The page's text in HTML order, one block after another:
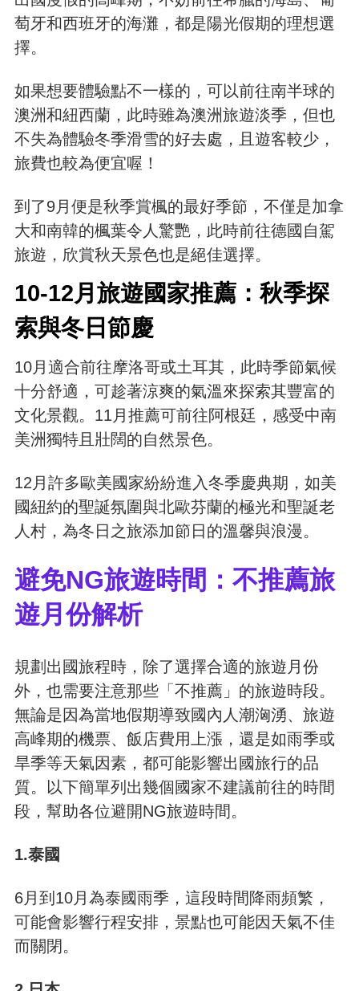
萄牙和西班牙的海灘，都是陽光假期的理想選
擇。
如果想要體驗點不一樣的，可以前往南半球的
澳洲和紐西蘭，此時雖為澳洲旅遊淡季，但也
不失為體驗冬季滑雪的好去處，且遊客較少，
旅費也較為便宜喔！
到了9月便是秋季賞楓的最好季節，不僅是加拿
大和南韓的楓葉令人驚艷，此時前往德國自駕
旅遊，欣賞秋天景色也是絕佳選擇。
10-12月旅遊國家推薦：秋季探
索與冬日節慶
10月適合前往摩洛哥或土耳其，此時季節氣候
十分舒適，可趁著涼爽的氣溫來探索其豐富的
文化景觀。11月推薦可前往阿根廷，感受中南
美洲獨特且壯闊的自然景色。
12月許多歐美國家紛紛進入冬季慶典期，如美
國紐約的聖誕氛圍與北歐芬蘭的極光和聖誕老
人村，為冬日之旅添加節日的溫馨與浪漫。
避免NG旅遊時間：不推薦旅
遊月份解析
規劃出國旅程時，除了選擇合適的旅遊月份
外，也需要注意那些「不推薦」的旅遊時段。
無論是因為當地假期導致國內人潮洶湧、旅遊
高峰期的機票、飯店費用上漲，還是如雨季或
旱季等天氣因素，都可能影響出國旅行的品
質。以下簡單列出幾個國家不建議前往的時間
段，幫助各位避開NG旅遊時間。
1.泰國
6月到10月為泰國雨季，這段時間降雨頻繁，
可能會影響行程安排，景點也可能因天氣不佳
而關閉。